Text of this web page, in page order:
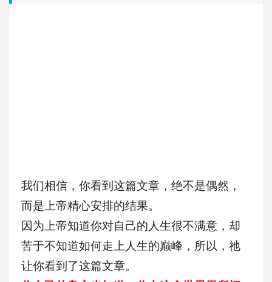
我们相信，你看到这篇文章，绝不是偶然，
而是上帝精心安排的结果。
因为上帝知道你对自己的人生很不满意，却
苦于不知道如何走上人生的巅峰，所以，祂
让你看到了这篇文章。